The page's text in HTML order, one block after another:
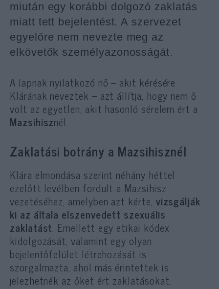
miután egy korábbi dolgozó zaklatás
miatt tett bejelentést. A szervezet
egyelőre nem nevezte meg az
elkövetők személyazonosságát.
A lapnak nyilatkozó nő – akit kérésére
Klárának neveztek – azt állítja, hogy nem ő
volt az egyetlen, akit hasonló sérelem ért a
Mazsihisznél.
Zaklatási botrány a Mazsihisznél
Klára elmondása szerint néhány héttel
ezelőtt levélben fordult a Mazsihisz
vezetéséhez, amelyben azt kérte, vizsgálják
ki az általa elszenvedett szexuális
zaklatást. Emellett egy etikai kódex
kidolgozását, valamint egy olyan
bejelentőfelület létrehozását is
szorgalmazta, ahol más érintettek is
jelezhetnék az őket ért zaklatásokat.